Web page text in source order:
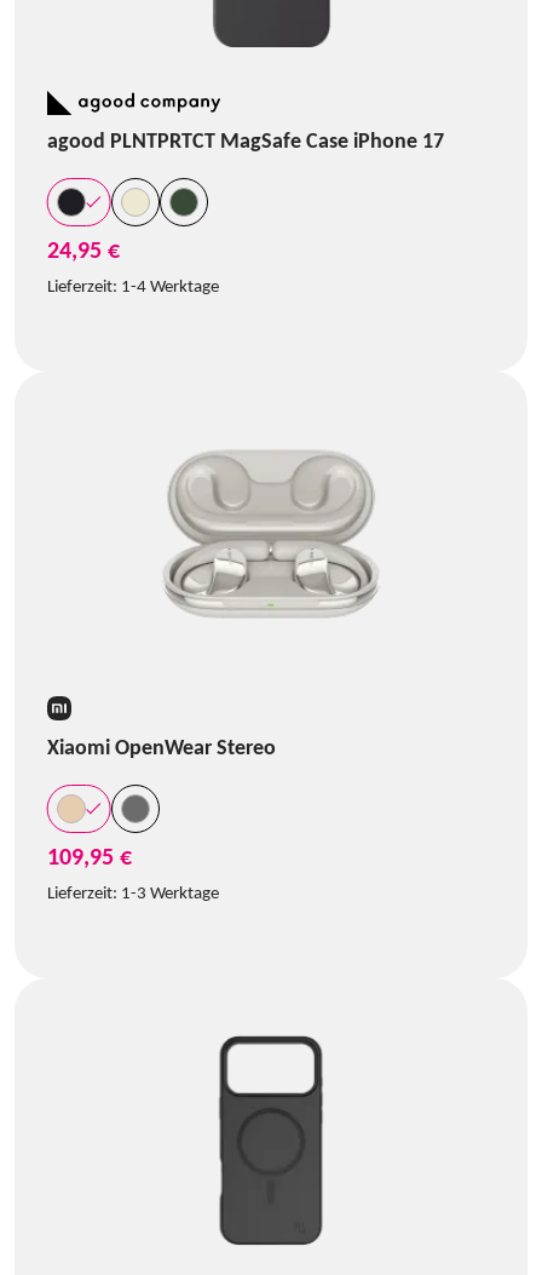
agood PLNTPRTCT MagSafe Case iPhone 17
24,95 €
Lieferzeit: 1-4 Werktage
Xiaomi OpenWear Stereo
109,95 €
Lieferzeit: 1-3 Werktage